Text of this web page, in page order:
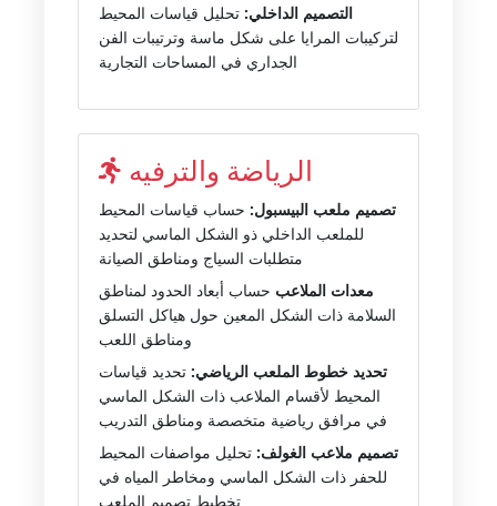
التصميم الداخلي: تحليل قياسات المحيط
لتركيبات المرايا على شكل ماسة وترتيبات الفن
الجداري في المساحات التجارية
الرياضة والترفيه
تصميم ملعب البيسبول: حساب قياسات المحيط
للملعب الداخلي ذو الشكل الماسي لتحديد
متطلبات السياج ومناطق الصيانة
معدات الملاعب حساب أبعاد الحدود لمناطق
السلامة ذات الشكل المعين حول هياكل التسلق
ومناطق اللعب
تحديد خطوط الملعب الرياضي: تحديد قياسات
المحيط لأقسام الملاعب ذات الشكل الماسي
في مرافق رياضية متخصصة ومناطق التدريب
تصميم ملاعب الغولف: تحليل مواصفات المحيط
للحفر ذات الشكل الماسي ومخاطر المياه في
تخطيط تصميم الملعب